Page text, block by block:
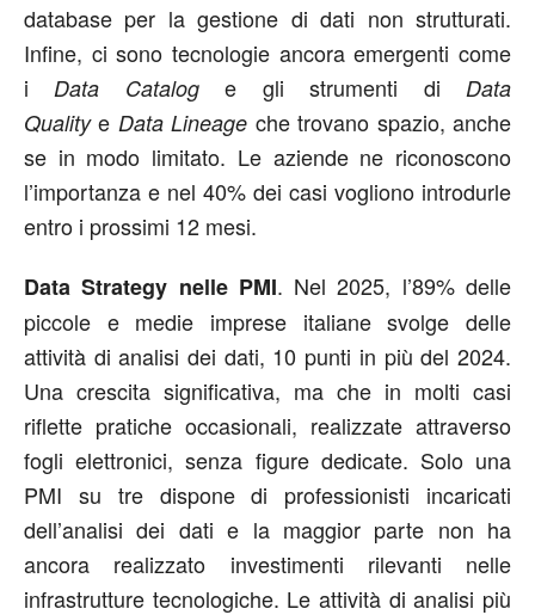
database per la gestione di dati non strutturati.
Infine, ci sono tecnologie ancora emergenti come
i Data Cataloge gli strumenti di Data
Qualitye Data Lineage che trovano spazio, anche
se in modo limitato. Le aziende ne riconoscono
l’importanza e nel 40% dei casi vogliono introdurle
entro i prossimi 12 mesi.
Data Strategy nelle PMI. Nel 2025, l’89% delle
piccole e medie imprese italiane svolge delle
attività di analisi dei dati, 10 punti in più del 2024.
Una crescita significativa, ma che in molti casi
riflette pratiche occasionali, realizzate attraverso
fogli elettronici, senza figure dedicate. Solo una
PMI su tre dispone di professionisti incaricati
dell’analisi dei dati e la maggior parte non ha
ancora realizzato investimenti rilevanti nelle
infrastrutture tecnologiche. Le attività di analisi più